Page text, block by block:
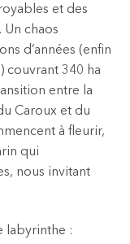
et des
Un chaos
d’années (enfin
couvrant 340 ha
entre la
Caroux et du
à fleurir,
qui
nous invitant
labyrinthe :